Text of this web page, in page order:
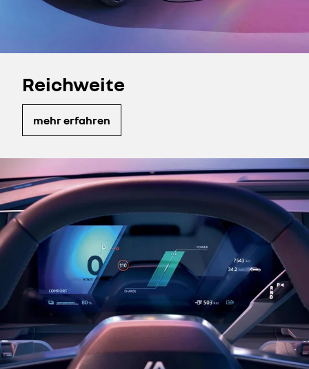
Reichweite
mehr erfahren